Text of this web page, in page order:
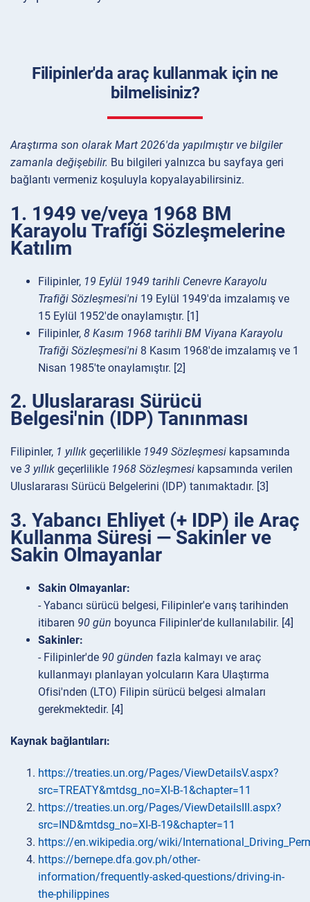
Filipinler'da araç kullanmak için ne
bilmelisiniz?
Araştırma son olarak Mart 2026'da yapılmıştır ve bilgiler
zamanla değişebilir. Bu bilgileri yalnızca bu sayfaya geri
bağlantı vermeniz koşuluyla kopyalayabilirsiniz.
1. 1949 ve/veya 1968 BM
Karayolu Trafiği Sözleşmelerine
Katılım
Filipinler, 19 Eylül 1949 tarihli Cenevre Karayolu
Trafiği Sözleşmesi'ni 19 Eylül 1949'da imzalamış ve
15 Eylül 1952'de onaylamıştır. [1]
Filipinler, 8 Kasım 1968 tarihli BM Viyana Karayolu
Trafiği Sözleşmesi'ni 8 Kasım 1968'de imzalamış ve 1
Nisan 1985'te onaylamıştır. [2]
2. Uluslararası Sürücü
Belgesi'nin (IDP) Tanınması
Filipinler, 1 yıllık geçerlilikle 1949 Sözleşmesi kapsamında
ve 3 yıllık geçerlilikle 1968 Sözleşmesi kapsamında verilen
Uluslararası Sürücü Belgelerini (IDP) tanımaktadır. [3]
3. Yabancı Ehliyet (+ IDP) ile Araç
Kullanma Süresi — Sakinler ve
Sakin Olmayanlar
Sakin Olmayanlar:
- Yabancı sürücü belgesi, Filipinler'e varış tarihinden
itibaren 90 gün boyunca Filipinler'de kullanılabilir. [4]
Sakinler:
- Filipinler'de 90 günden fazla kalmayı ve araç
kullanmayı planlayan yolcuların Kara Ulaştırma
Ofisi'nden (LTO) Filipin sürücü belgesi almaları
gerekmektedir. [4]
Kaynak bağlantıları:
https://treaties.un.org/Pages/ViewDetailsV.aspx?
src=TREATY&mtdsg_no=XI-B-1&chapter=11
https://treaties.un.org/Pages/ViewDetailsIII.aspx?
src=IND&mtdsg_no=XI-B-19&chapter=11
https://en.wikipedia.org/wiki/
https://bernepe.dfa.gov.ph/other-
information/frequently-asked-questions/driving-in-
the-philippines